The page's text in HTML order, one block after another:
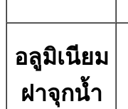
อลูมิเนียม
ฝาจุกน้ำ